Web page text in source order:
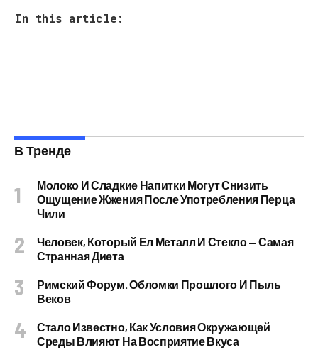
In this article:
В Тренде
Молоко И Сладкие Напитки Могут Снизить
Ощущение Жжения После Употребления Перца
Чили
Человек, Который Ел Металл И Стекло — Самая
Странная Диета
Римский Форум. Обломки Прошлого И Пыль
Веков
Стало Известно, Как Условия Окружающей
Среды Влияют На Восприятие Вкуса